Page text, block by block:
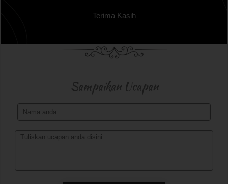
Terima Kasih
Sampaikan Ucapan